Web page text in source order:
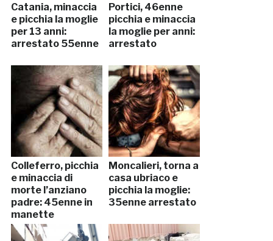
Catania, minaccia
e picchia la moglie
per 13 anni:
arrestato 55enne
Portici, 46enne
picchia e minaccia
la moglie per anni:
arrestato
Colleferro, picchia
e minaccia di
morte l’anziano
padre: 45enne in
manette
Moncalieri, torna a
casa ubriaco e
picchia la moglie:
35enne arrestato